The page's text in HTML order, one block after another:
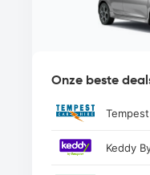
Onze beste
Tempest
Keddy